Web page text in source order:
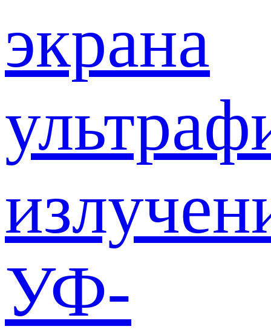
экрана
УФ-